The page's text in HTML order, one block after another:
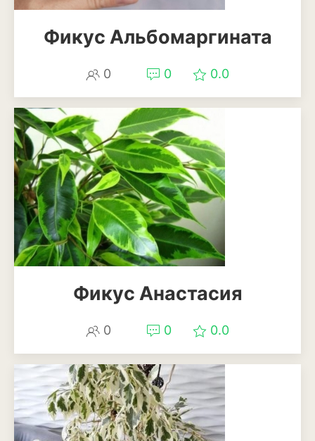
Салат
Свекла
Томат
Тыква
Цветная капуста
Чеснок
Шпинат
Плодовые деревья и
кустарники
Алыча
Апельсины
Барбарис
Фикус Альбомаргината
0 0 0.0
Фикус Анастасия
0 0 0.0